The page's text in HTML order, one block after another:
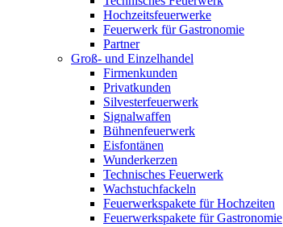
Hochzeitsfeuerwerke
Feuerwerk für Gastronomie
Partner
Groß- und Einzelhandel
Firmenkunden
Privatkunden
Silvesterfeuerwerk
Signalwaffen
Bühnenfeuerwerk
Eisfontänen
Wunderkerzen
Technisches Feuerwerk
Wachstuchfackeln
Feuerwerkspakete für Hochzeiten
Feuerwerkspakete für Gastronomie